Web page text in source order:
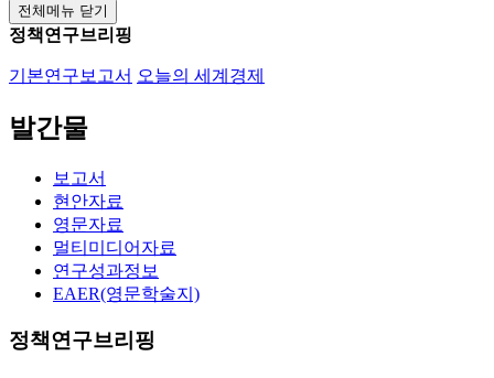
전체메뉴 닫기
정책연구브리핑
기본연구보고서 오늘의 세계경제
발간물
보고서
현안자료
영문자료
멀티미디어자료
연구성과정보
EAER(영문학술지)
정책연구브리핑